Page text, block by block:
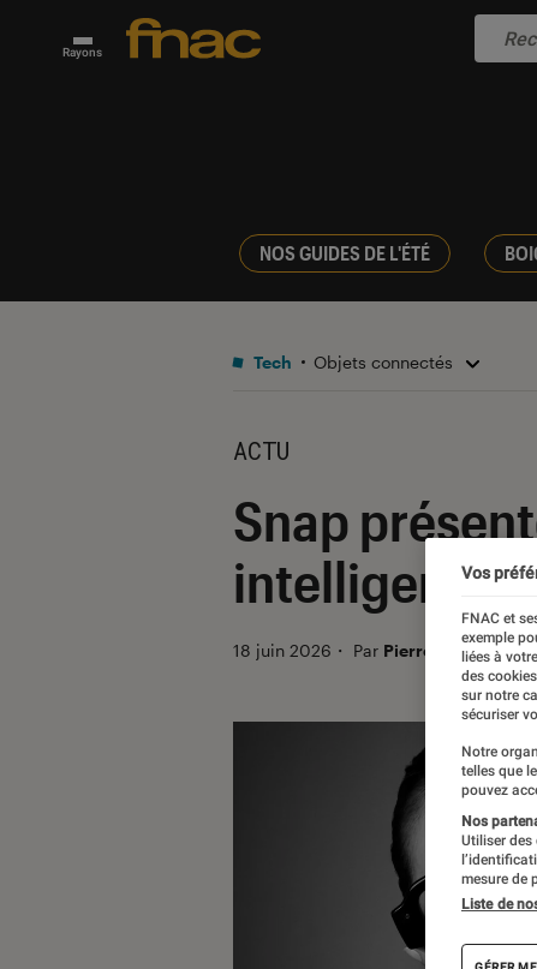
Rayons
NOS GUIDES DE L'ÉTÉ
Tech Objets connectés
ACTU
Snap
intelligentes
18 juin 2026 ・ Par Pierre Crochart
Vos
FNAC et
exemple
liées à
des
sur notre
sécuriser
Notre
telles que
pouvez
Nos
Utiliser des
mesure de
Liste de